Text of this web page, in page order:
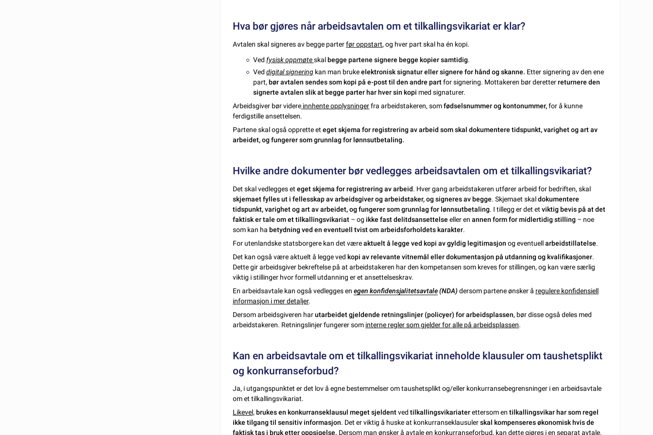
Hva bør gjøres når arbeidsavtalen om et tilkallingsvikariat er klar?
Avtalen skal signeres av begge parterfør oppstart, og hver part skal ha én kopi.
Ved fysisk oppmøteskal begge partene signere begge kopier samtidig.
Veddigital signering kan man brukeelektronisk signatur eller signere for hånd og skanne. Etter signering av den ene
part, bør avtalen sendes som kopi på e-post til den andre partfor signering. Mottakeren bør deretterreturnere den
signerte avtalen slik at begge parter har hver sin kopi med signaturer.
Arbeidsgiver bør videre innhente opplysningerfra arbeidstakeren, somfødselsnummer og kontonummer,for å kunne
ferdigstille ansettelsen.
Partene skal også opprette et eget skjema for registrering av arbeid som skal dokumentere tidspunkt, varighet og art av
arbeidet, og fungerer som grunnlag for lønnsutbetaling.
Hvilke andre dokumenter bør vedlegges arbeidsavtalen om et tilkallingsvikariat?
Det skal vedlegges eteget skjema for registrering av arbeid. Hver gang arbeidstakeren utfører arbeid for bedriften, skal
skjemaet fylles ut i fellesskap av arbeidsgiver og arbeidstaker, og signeres av begge. Skjemaet skaldokumentere
tidspunkt, varighet og art av arbeidet, og fungerer som grunnlag for lønnsutbetaling. I tillegg er det etviktig bevis på at det
faktisk er tale om et tilkallingsvikariat – og ikke fast delitdsansettelse eller enannen form for midlertidig stilling – noe
som kan habetydning ved en eventuell tvist om arbeidsforholdets karakter.
For utenlandske statsborgere kan det væreaktuelt å legge ved kopi av gyldig legitimasjon og eventuellarbeidstillatelse.
Det kan også være aktuelt å legge vedkopi av relevante vitnemål eller dokumentasjon på utdanning og kvalifikasjoner.
Dette gir arbeidsgiver bekreftelse på at arbeidstakeren har den kompetansen som kreves for stillingen, og kan være særlig
viktig i stillinger hvor formell utdanning er et ansettelseskrav.
En arbeidsavtale kan også vedlegges enegen konfidensjalitetsavtale(NDA) dersom partene ønsker å regulere konfidensiell
informasjon i mer detaljer.
Dersom arbeidsgiveren harutarbeidet gjeldende retningslinjer (policyer) for arbeidsplassen, bør disse også deles med
arbeidstakeren. Retningslinjer fungerer som interne regler som gjelder for alle på arbeidsplassen.
Kan en arbeidsavtale om et tilkallingsvikariat inneholde klausuler om taushetsplikt
og konkurranseforbud?
Ja, i utgangspunktet er det lov å egne bestemmelser om taushetsplikt og/eller konkurransebegrensninger i en arbeidsavtale
om et tilkallingsvikariat.
Likevel, brukes en konkurranseklausul meget sjeldentvedtilkallingsvikariaterettersom entilkallingsvikar har som regel
ikke tilgang til sensitiv informasjon. Det er viktig å huske at konkurranseklausulerskal kompenseres økonomisk hvis de
faktisk tas i bruk etter oppsigelse. Dersom man ønsker å avtale en konkurranseforbud, kan dette gjøres i en separat avtale.